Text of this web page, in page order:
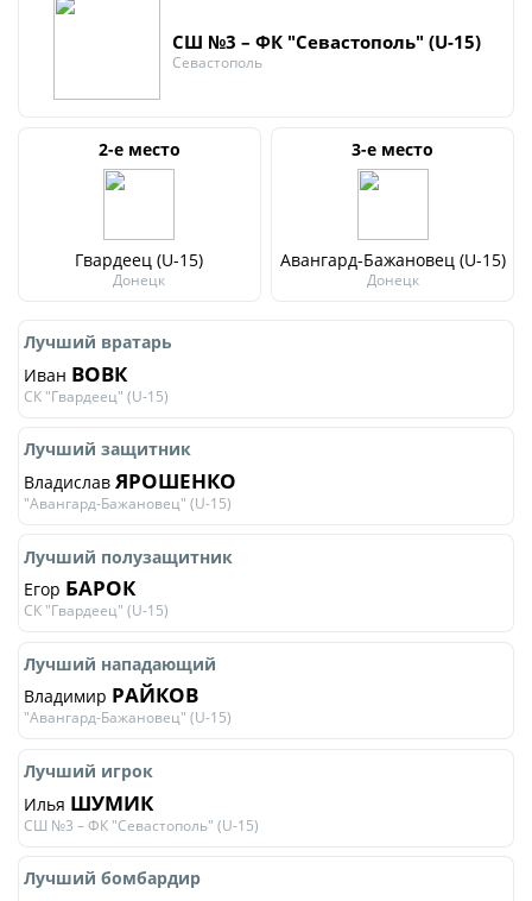
СШ №3 – ФК "Севастополь" (U-15)
Севастополь
2-е место
Гвардеец (U-15)
Донецк
3-е место
Авангард-Бажановец (U-15)
Донецк
Лучший вратарь
Иван ВОВК
СК "Гвардеец" (U-15)
Лучший защитник
Владислав ЯРОШЕНКО
"Авангард-Бажановец" (U-15)
Лучший полузащитник
Егор БАРОК
СК "Гвардеец" (U-15)
Лучший нападающий
Владимир РАЙКОВ
"Авангард-Бажановец" (U-15)
Лучший игрок
Илья ШУМИК
СШ №3 – ФК "Севастополь" (U-15)
Лучший бомбардир